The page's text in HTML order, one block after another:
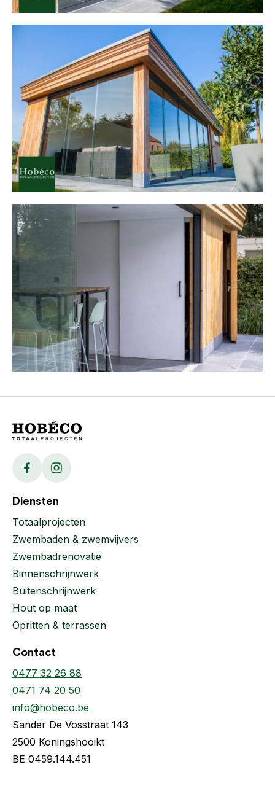
FacebookInstagram
Diensten
Totaalprojecten
Zwembaden & zwemvijvers
Zwembadrenovatie
Binnenschrijnwerk
Buitenschrijnwerk
Hout op maat
Opritten & terrassen
Contact
0477 32 26 88
0471 74 20 50
info@hobeco.be
Sander De Vosstraat 143
2500 Koningshooikt
BE 0459.144.451